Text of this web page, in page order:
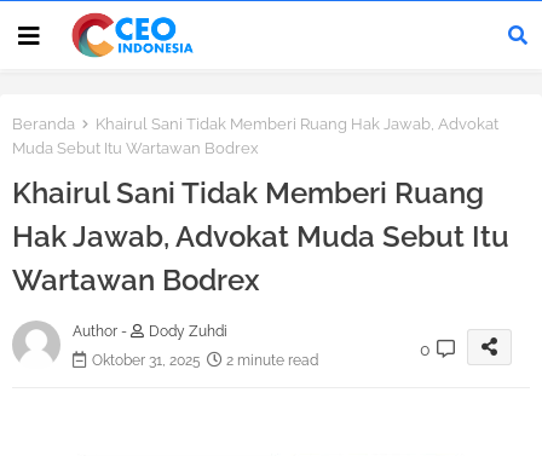
Beranda
Khairul Sani Tidak Memberi Ruang Hak Jawab, Advokat
Muda Sebut Itu Wartawan Bodrex
Khairul Sani Tidak Memberi Ruang
Hak Jawab, Advokat Muda Sebut Itu
Wartawan Bodrex
Author -
Dody Zuhdi
Oktober 31, 2025
2 minute read
0